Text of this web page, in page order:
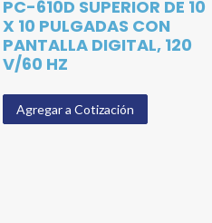
PC-610D SUPERIOR DE 10
X 10 PULGADAS CON
PANTALLA DIGITAL, 120
V/60 HZ
Agregar a Cotización